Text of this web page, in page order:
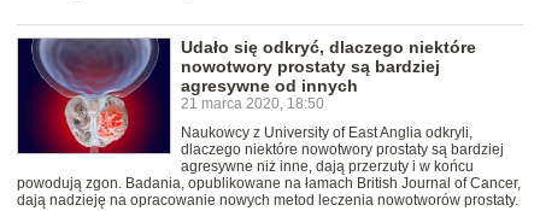
Udało się odkryć, dlaczego niektóre
nowotwory prostaty są bardziej
agresywne od innych
21 marca 2020, 18:50
Naukowcy z University of East Anglia odkryli,
dlaczego niektóre nowotwory prostaty są bardziej
agresywne niż inne, dają przerzuty i w końcu
powodują zgon. Badania, opublikowane na łamach British Journal of Cancer,
dają nadzieję na opracowanie nowych metod leczenia nowotworów prostaty.